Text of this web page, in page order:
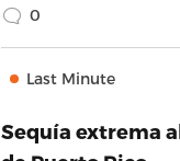
0
Last Minute
Sequía extrema